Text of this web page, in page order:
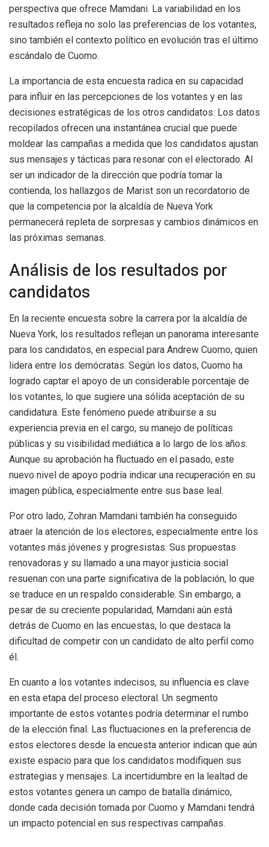
perspectiva que ofrece Mamdani. La variabilidad en los
resultados refleja no solo las preferencias de los votantes,
sino también el contexto político en evolución tras el último
escándalo de Cuomo.
La importancia de esta encuesta radica en su capacidad
para influir en las percepciones de los votantes y en las
decisiones estratégicas de los otros candidatos. Los datos
recopilados ofrecen una instantánea crucial que puede
moldear las campañas a medida que los candidatos ajustan
sus mensajes y tácticas para resonar con el electorado. Al
ser un indicador de la dirección que podría tomar la
contienda, los hallazgos de Marist son un recordatorio de
que la competencia por la alcaldía de Nueva York
permanecerá repleta de sorpresas y cambios dinámicos en
las próximas semanas.
Análisis de los resultados por
candidatos
En la reciente encuesta sobre la carrera por la alcaldía de
Nueva York, los resultados reflejan un panorama interesante
para los candidatos, en especial para Andrew Cuomo, quien
lidera entre los demócratas. Según los datos, Cuomo ha
logrado captar el apoyo de un considerable porcentaje de
los votantes, lo que sugiere una sólida aceptación de su
candidatura. Este fenómeno puede atribuirse a su
experiencia previa en el cargo, su manejo de políticas
públicas y su visibilidad mediática a lo largo de los años.
Aunque su aprobación ha fluctuado en el pasado, este
nuevo nivel de apoyo podría indicar una recuperación en su
imagen pública, especialmente entre sus base leal.
Por otro lado, Zohran Mamdani también ha conseguido
atraer la atención de los electores, especialmente entre los
votantes más jóvenes y progresistas. Sus propuestas
renovadoras y su llamado a una mayor justicia social
resuenan con una parte significativa de la población, lo que
se traduce en un respaldo considerable. Sin embargo, a
pesar de su creciente popularidad, Mamdani aún está
detrás de Cuomo en las encuestas, lo que destaca la
dificultad de competir con un candidato de alto perfil como
él.
En cuanto a los votantes indecisos, su influencia es clave
en esta etapa del proceso electoral. Un segmento
importante de estos votantes podría determinar el rumbo
de la elección final. Las fluctuaciones en la preferencia de
estos electores desde la encuesta anterior indican que aún
existe espacio para que los candidatos modifiquen sus
estrategias y mensajes. La incertidumbre en la lealtad de
estos votantes genera un campo de batalla dinámico,
donde cada decisión tomada por Cuomo y Mamdani tendrá
un impacto potencial en sus respectivas campañas.